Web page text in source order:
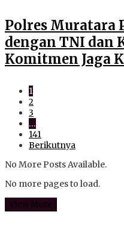
Polres Muratara
dengan TNI dan
Komitmen Jaga
1
2
3
…
141
Berikutnya
No More Posts Available.
No more pages to load.
View More